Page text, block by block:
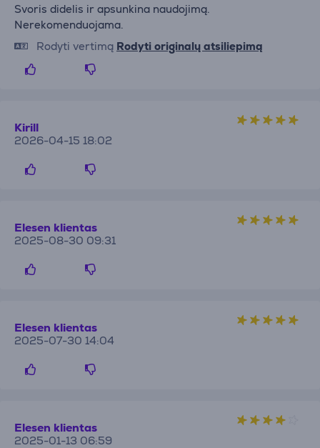
Svoris didelis ir apsunkina naudojimą.
Nerekomenduojama.
Rodyti vertimą Rodyti originalų atsiliepimą
Kirill
2026-04-15 18:02
Elesen klientas
2025-08-30 09:31
Elesen klientas
2025-07-30 14:04
Elesen klientas
2025-01-13 06:59